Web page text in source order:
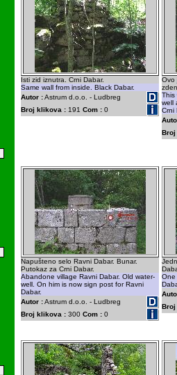
Isti zid iznutra. Crni Dabar.
Same wall from inside. Black Dabar.
Autor :Astrum d.o.o. - Ludbreg
Broj klikova : 191 Com : 0
Ovo
This
well
Crni
Napušteno selo Ravni Dabar. Bunar.
Putokaz za Crni Dabar.
Abandone village Ravni Dabar. Old water-
well. On him is now sign post for Ravni
Dabar.
Autor :Astrum d.o.o. - Ludbreg
Broj klikova : 300 Com : 0
One